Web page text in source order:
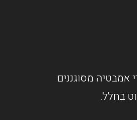
אמבטיה מסוגננים
בחלל.